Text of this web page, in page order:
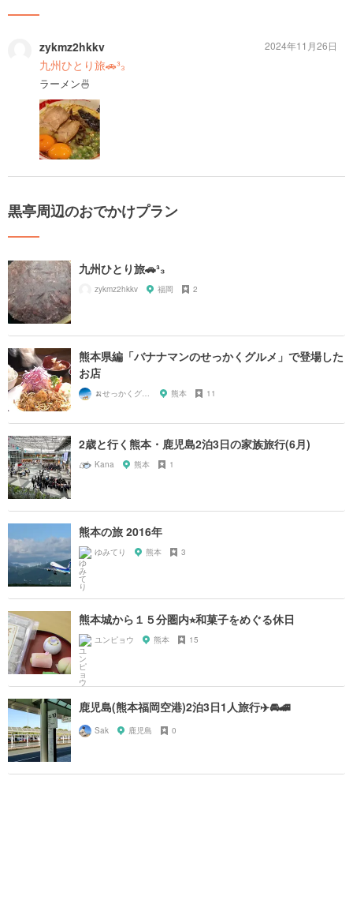
zykmz2hkkv
九州ひとり旅🚗³₃
ラーメン🍜
2024年11月26日
黒亭周辺のおでかけプラン
九州ひとり旅🚗³₃
zykmz2hkkv 福岡 2
熊本県編「バナナマンのせっかくグルメ」で登場した
お店
🍌せっかくグルメまにあ🍌 熊本 11
2歳と行く熊本・鹿児島2泊3日の家族旅行(6月)
Kana 熊本 1
熊本の旅 2016年
ゆみてり 熊本 3
熊本城から１５分圏内⭐︎和菓子をめぐる休日
ユンピョウ 熊本 15
鹿児島(熊本福岡空港)2泊3日1人旅行✈️🚘🚄
Sak 鹿児島 0